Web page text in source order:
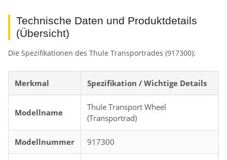
Technische Daten und Produktdetails
(Übersicht)
Die Spezifikationen des Thule Transportrades (917300):
Merkmal Spezifikation / Wichtige Details
Modellname
Thule Transport Wheel
(Transportrad)
Modellnummer 917300